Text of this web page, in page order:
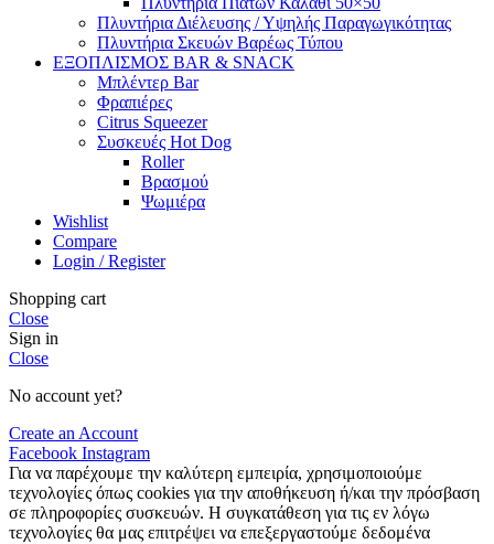
Πλυντήρια Διέλευσης / Υψηλής Παραγωγικότητας
Πλυντήρια Σκευών Βαρέως Τύπου
ΕΞΟΠΛΙΣΜΟΣ BAR & SNACK
Μπλέντερ Bar
Φραπιέρες
Citrus Squeezer
Συσκευές Hot Dog
Roller
Βρασμού
Ψωμιέρα
Wishlist
Compare
Login / Register
Shopping cart
Close
Sign in
Close
No account yet?
Create an Account
Facebook Instagram
Για να παρέχουμε την καλύτερη εμπειρία, χρησιμοποιούμε
τεχνολογίες όπως cookies για την αποθήκευση ή/και την πρόσβαση
σε πληροφορίες συσκευών. Η συγκατάθεση για τις εν λόγω
τεχνολογίες θα μας επιτρέψει να επεξεργαστούμε δεδομένα